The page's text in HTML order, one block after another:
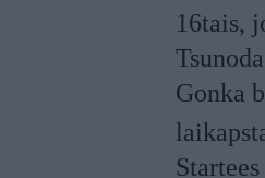
16tais,
Gonka